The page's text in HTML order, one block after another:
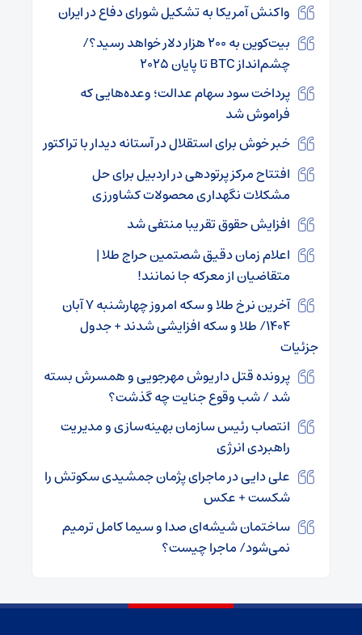
واکنش آمریکا به تشکیل شورای دفاع در ایران
بیت‌کوین به ۲۰۰ هزار دلار خواهد رسید؟/
چشم‌انداز BTC تا پایان ۲۰۲۵
پرداخت سود سهام عدالت؛ وعده‌هایی که
فراموش شد
خبر خوش برای استقلال در آستانه دیدار با تراکتور
افتتاح مرکز پرتودهی در اردبیل برای حل
مشکلات نگهداری محصولات کشاورزی
افزایش حقوق تقریبا منتفی شد
اعلام زمان دقیق شصتمین حراج طلا |
متقاضیان از معرکه جا نمانند!
آخرین نرخ طلا و سکه امروز چهارشنبه ۷ آبان
۱۴۰۴/ طلا و سکه افزایشی شدند + جدول
جزئیات
پرونده قتل داریوش مهرجویی و همسرش بسته
شد / شب وقوع جنایت چه گذشت؟
انتصاب رئیس سازمان بهینه‌سازی و مدیریت
راهبردی انرژی
علی دایی در ماجرای پژمان جمشیدی سکوتش را
شکست + عکس
ساختمان شیشه‌ای صدا و سیما کامل ترمیم
نمی‌شود/ ماجرا چیست؟